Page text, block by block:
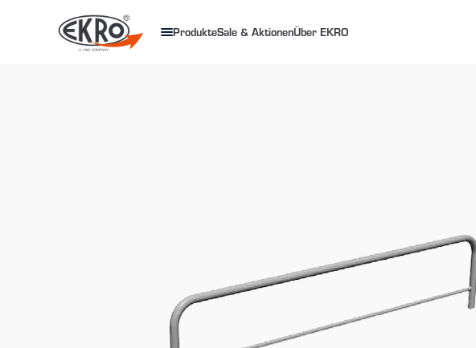
ProdukteSale & AktionenÜber EKRO